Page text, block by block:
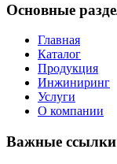
Основные
Главная
Каталог
Продукция
Инжиниринг
Услуги
О компании
Важные ссылки